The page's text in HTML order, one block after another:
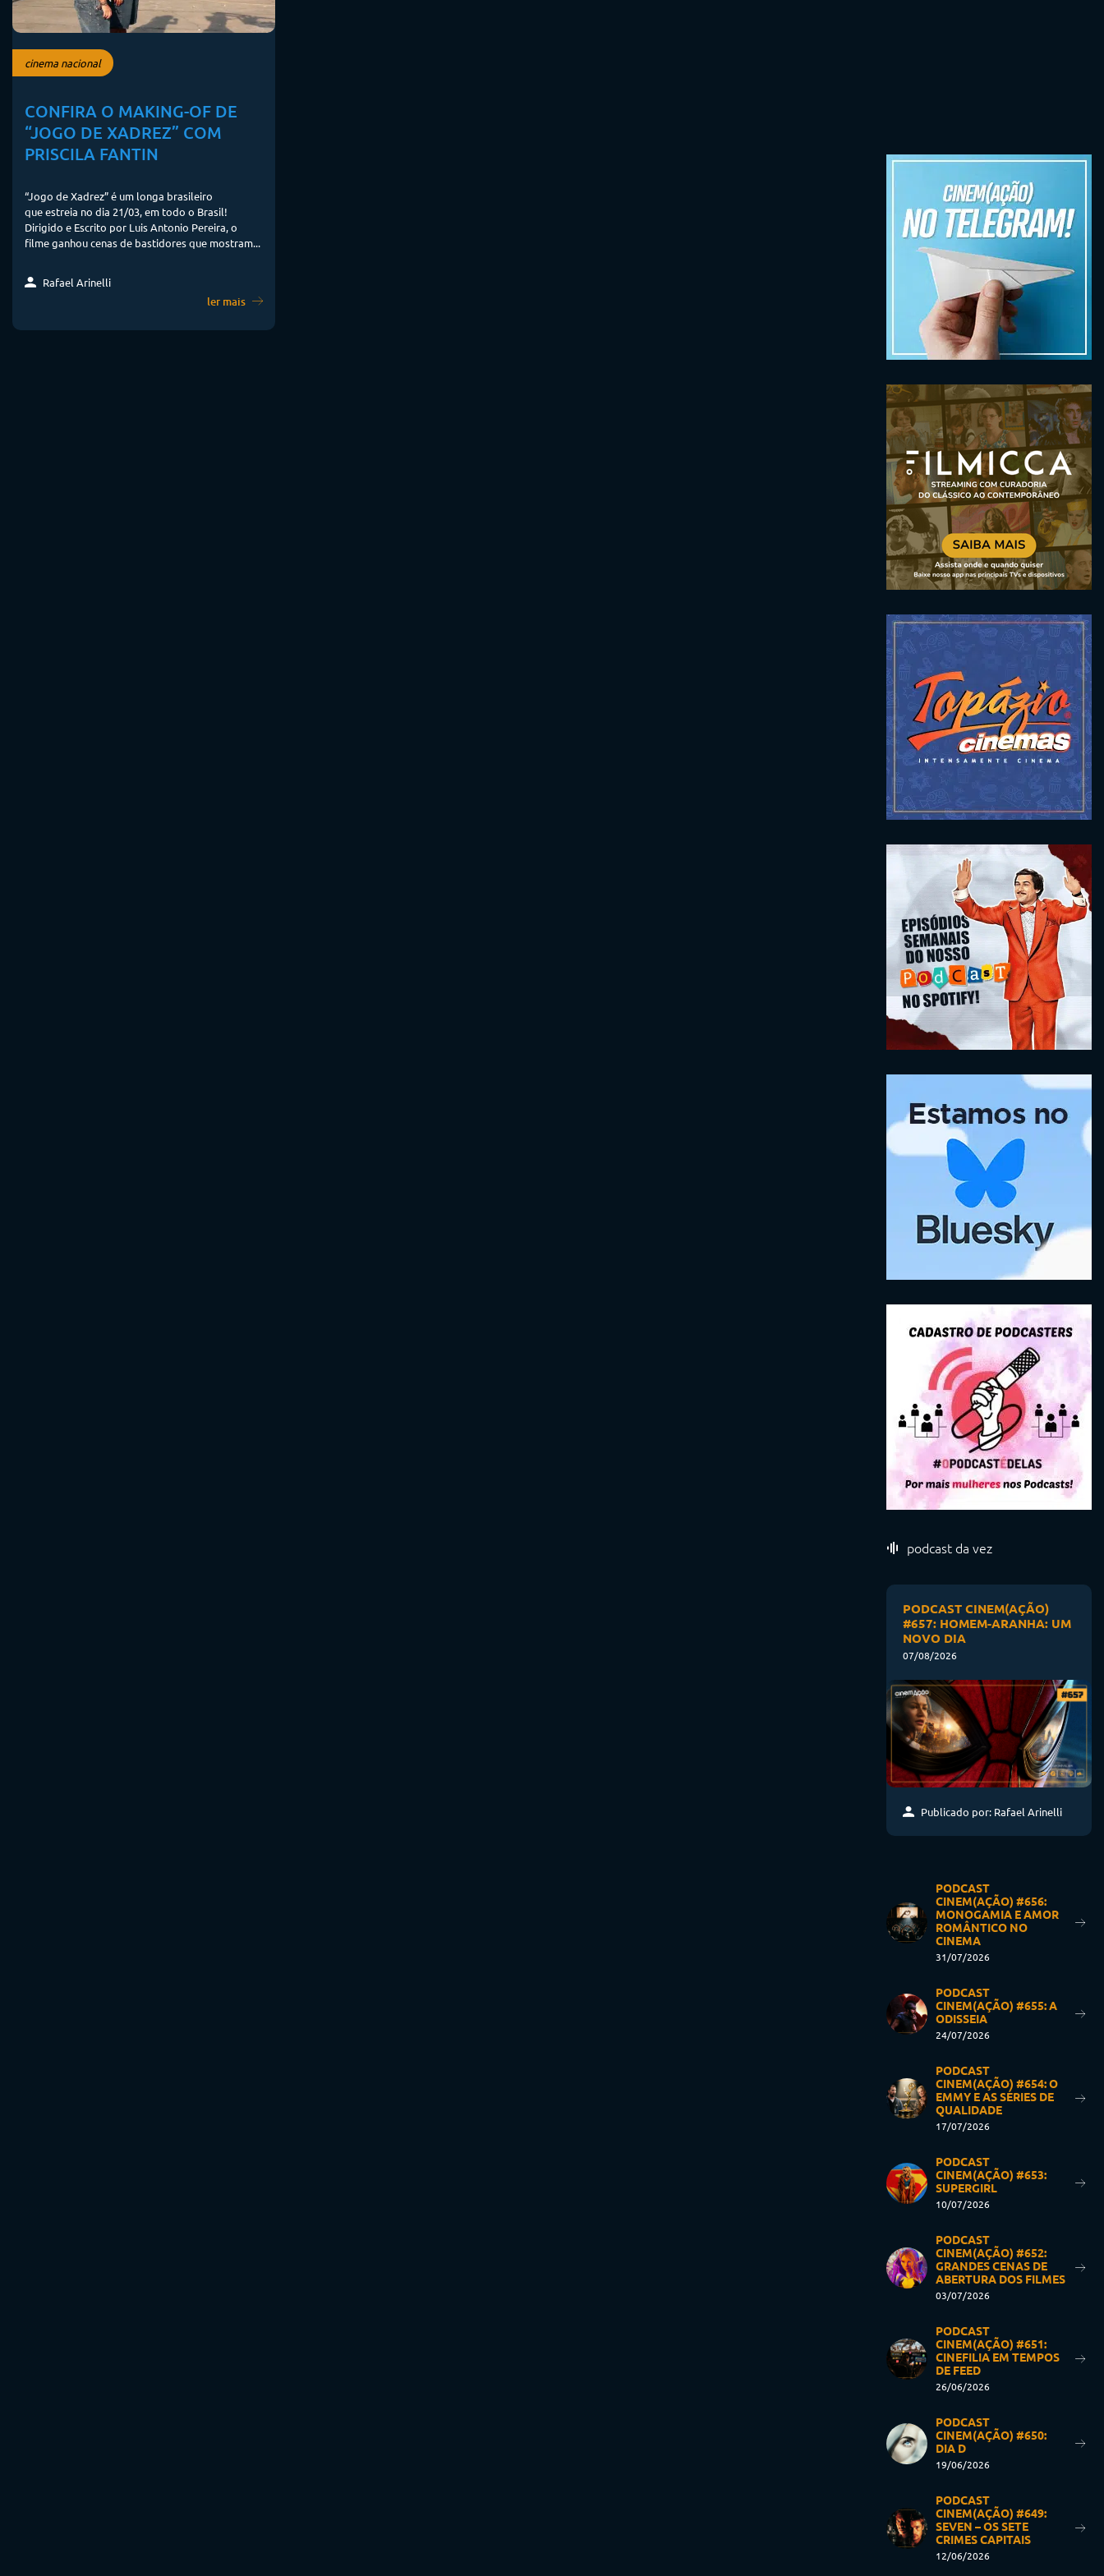
cinema nacional
CONFIRA O MAKING-OF DE
“JOGO DE XADREZ” COM
PRISCILA FANTIN
“Jogo de Xadrez” é um longa brasileiro
que estreia no dia 21/03, em todo o Brasil!
Dirigido e Escrito por Luis Antonio Pereira, o
filme ganhou cenas de bastidores que mostram...
Rafael Arinelli
ler mais
podcast da vez
PODCAST CINEM(AÇÃO)
#657: HOMEM-ARANHA: UM
NOVO DIA
07/08/2026
Publicado por: Rafael Arinelli
PODCAST
CINEM(AÇÃO) #656:
MONOGAMIA E AMOR
ROMÂNTICO NO
CINEMA
31/07/2026
PODCAST
CINEM(AÇÃO) #655: A
ODISSEIA
24/07/2026
PODCAST
CINEM(AÇÃO) #654: O
EMMY E AS SÉRIES DE
QUALIDADE
17/07/2026
PODCAST
CINEM(AÇÃO) #653:
SUPERGIRL
10/07/2026
PODCAST
CINEM(AÇÃO) #652:
GRANDES CENAS DE
ABERTURA DOS FILMES
03/07/2026
PODCAST
CINEM(AÇÃO) #651:
CINEFILIA EM TEMPOS
DE FEED
26/06/2026
PODCAST
CINEM(AÇÃO) #650:
DIA D
19/06/2026
PODCAST
CINEM(AÇÃO) #649:
SEVEN – OS SETE
CRIMES CAPITAIS
12/06/2026